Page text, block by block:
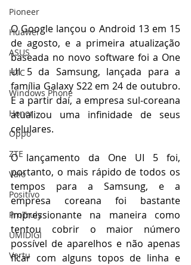
Pioneer
Huawei
ASUS
HTC
Windows Phone
Honor
Oppo
ZTE
Vaio
Positivo
ProTruly
UMIDIGI
Vertu
O Google lançou o Android 13 em 15
de agosto, e a primeira atualização
baseada no novo software foi a One
UI 5 da Samsung, lançada para a
família Galaxy S22 em 24 de outubro.
E a partir daí, a empresa sul-coreana
atualizou uma infinidade de seus
celulares.
O lançamento da One UI 5 foi,
portanto, o mais rápido de todos os
tempos para a Samsung, e a
empresa coreana foi bastante
impressionante na maneira como
tentou cobrir o maior número
possível de aparelhos e não apenas
ficar com alguns topos de linha e